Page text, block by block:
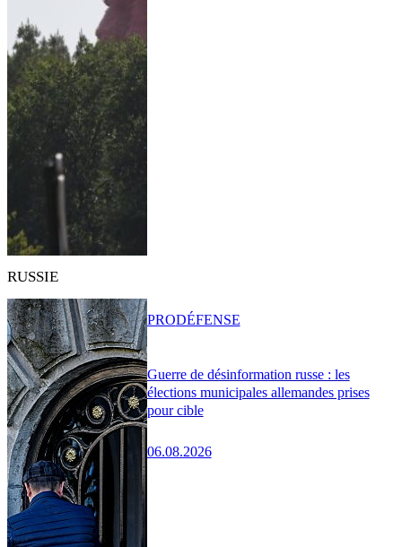
RUSSIE
Guerre de désinformation russe : les
élections municipales allemandes prises
pour cible
06.08.2026
PRODÉFENSE